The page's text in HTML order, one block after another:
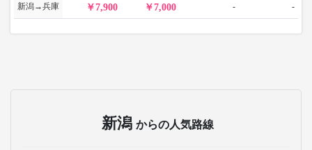
新潟→兵庫 7,900 7,000 - -
新潟 からの人気路線